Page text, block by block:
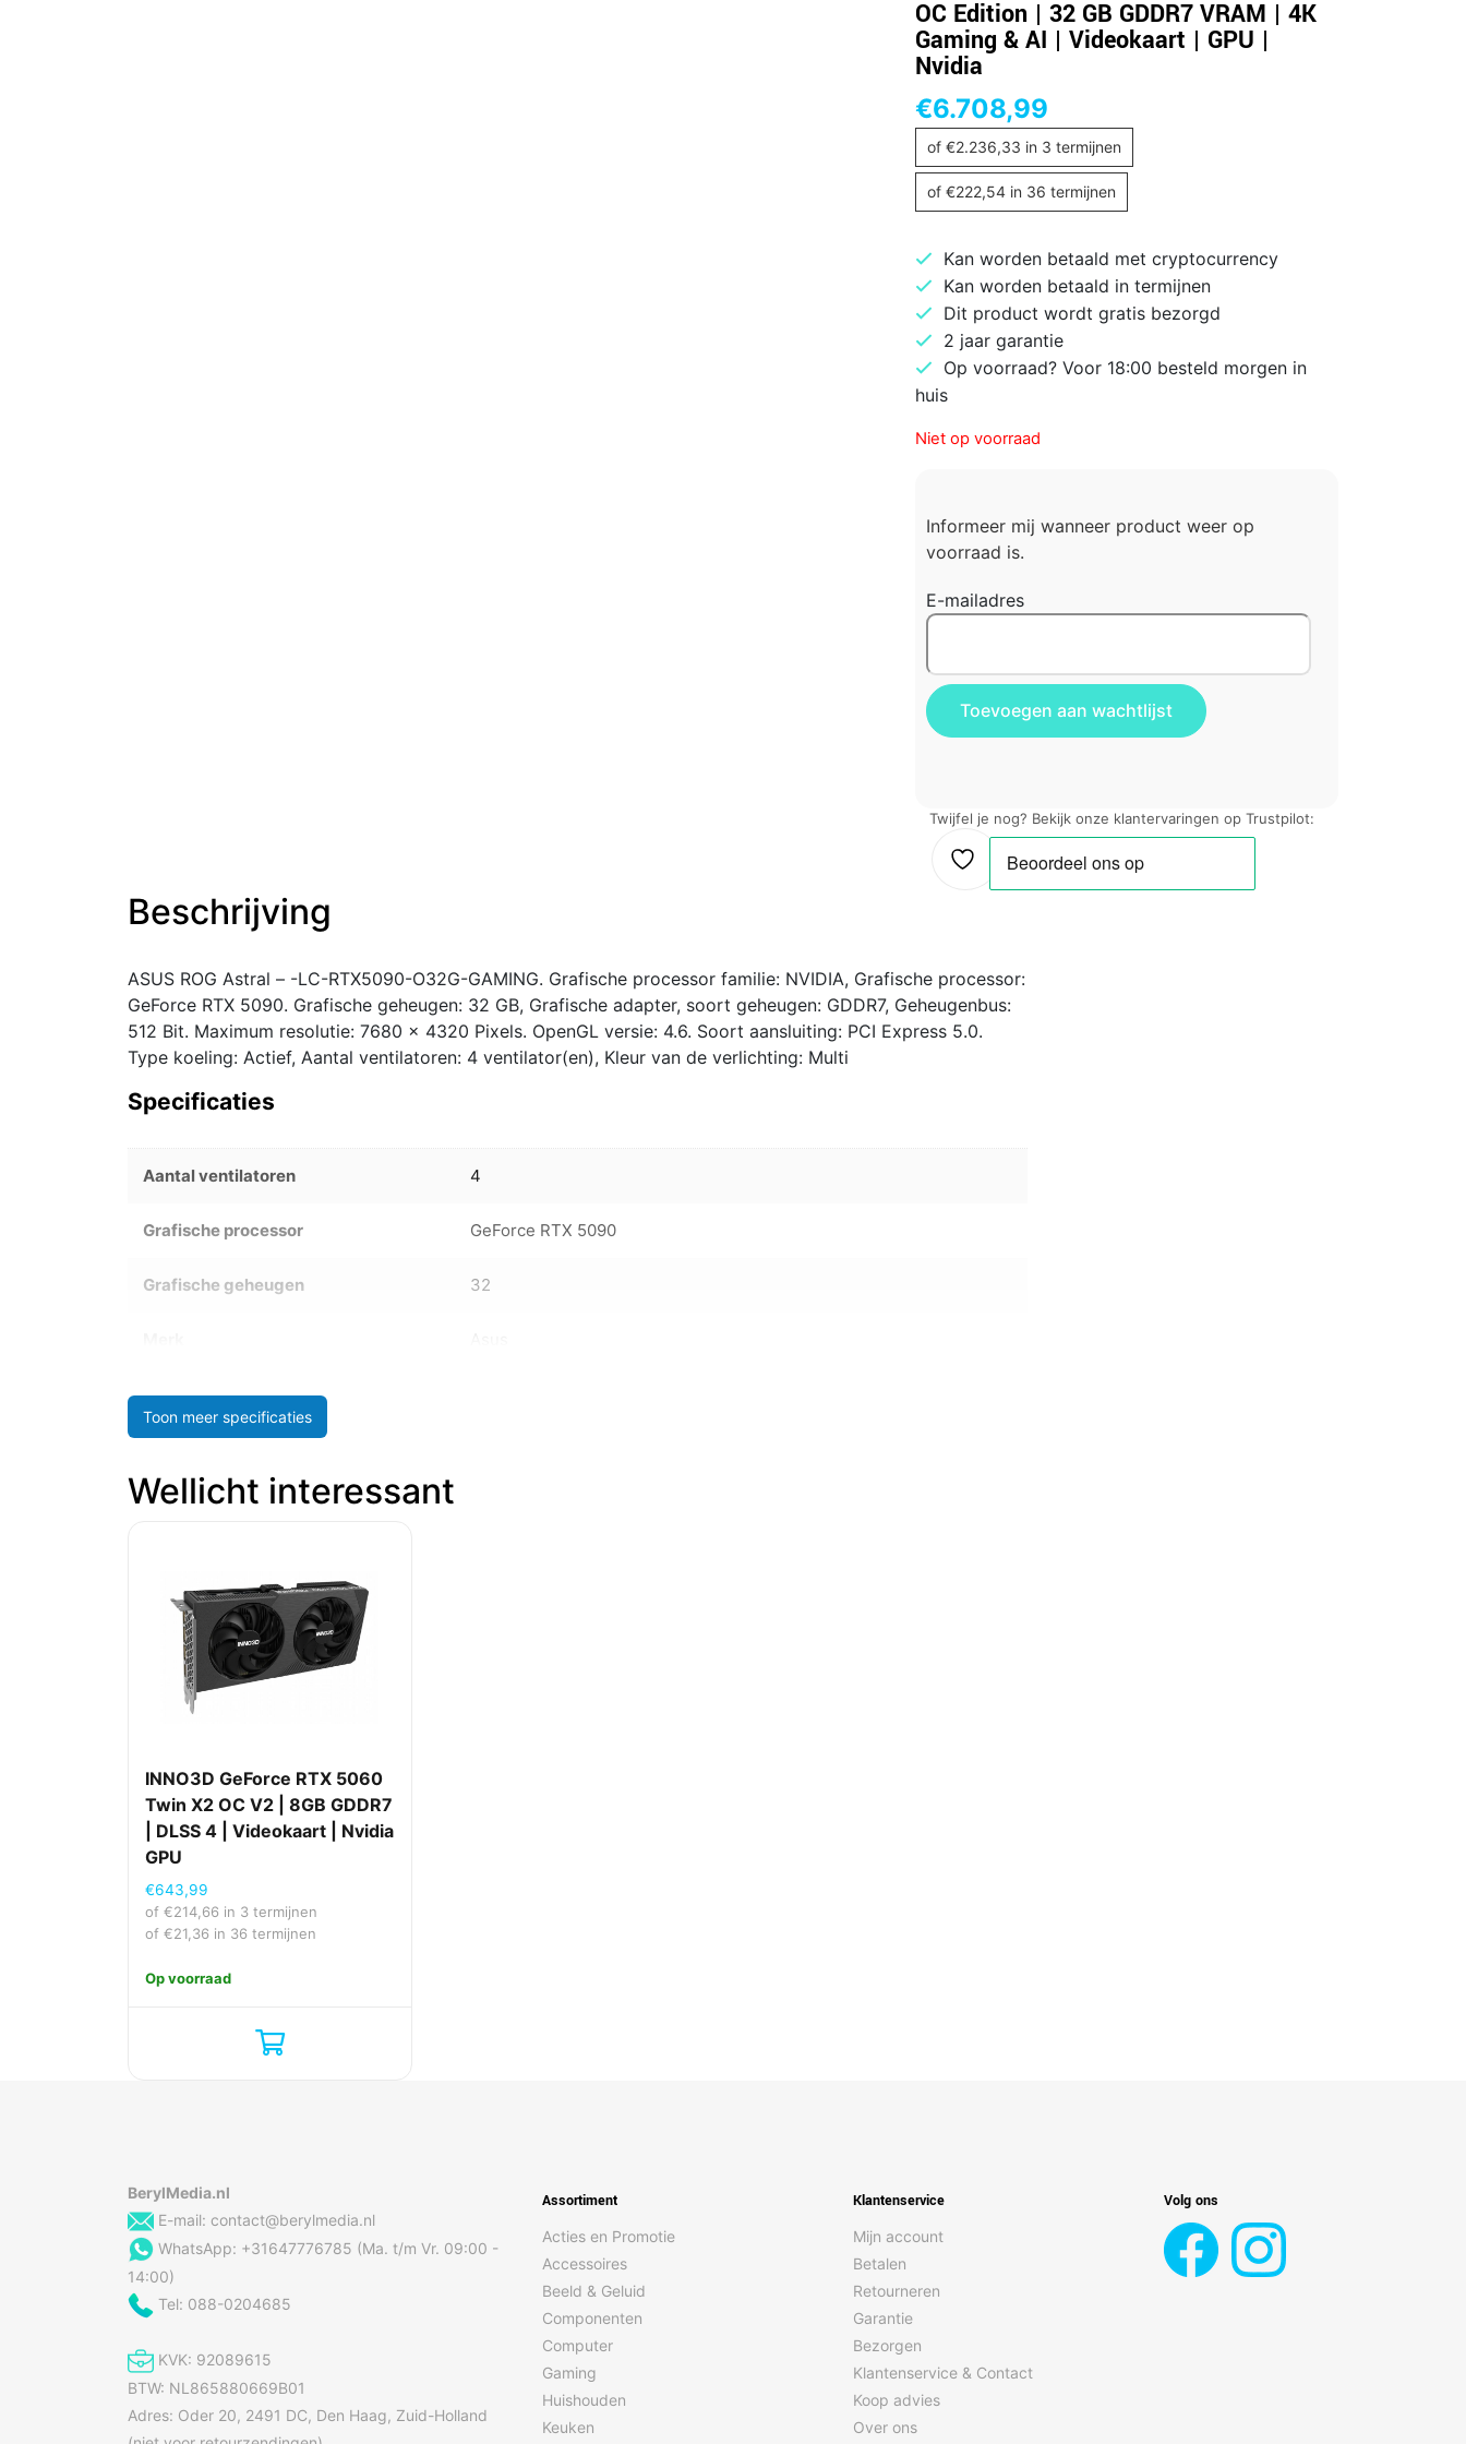
OC Edition | 32 GB GDDR7 VRAM | 4K
Gaming & AI | Videokaart | GPU |
Nvidia
€6.708,99
of €2.236,33 in 3 termijnen
of €222,54in 36 termijnen
Kan worden betaald met cryptocurrency
Kan worden betaald in termijnen
Dit product wordt gratis bezorgd
2 jaar garantie
Op voorraad? Voor 18:00 besteld morgen in
huis
Niet op voorraad
Informeer mij wanneer product weer op
voorraad is.
E-mailadres
Twijfel je nog? Bekijk onze klantervaringen op Trustpilot:
Beschrijving
ASUS ROG Astral – -LC-RTX5090-O32G-GAMING. Grafische processor familie: NVIDIA, Grafische processor:
GeForce RTX 5090. Grafische geheugen: 32 GB, Grafische adapter, soort geheugen: GDDR7, Geheugenbus:
512 Bit. Maximum resolutie: 7680 x 4320 Pixels. OpenGL versie: 4.6. Soort aansluiting: PCI Express 5.0.
Type koeling: Actief, Aantal ventilatoren: 4 ventilator(en), Kleur van de verlichting: Multi
Specificaties
Aantal ventilatoren 4
Grafische processor GeForce RTX 5090
Grafische geheugen 32
Toon meer specificaties
Wellicht interessant
INNO3D GeForce RTX 5060
Twin X2 OC V2 | 8GB GDDR7
| DLSS 4 | Videokaart | Nvidia
GPU
€643,99
of €214,66 in 3 termijnen
of €21,36 in 36 termijnen
Op voorraad
BerylMedia.nl
E-mail: contact@berylmedia.nl
WhatsApp: +31647776785 (Ma. t/m Vr. 09:00 -
14:00)
Tel: 088-0204685
KVK: 92089615
BTW: NL865880669B01
Adres: Oder 20, 2491 DC, Den Haag, Zuid-Holland
Assortiment
Acties en Promotie
Accessoires
Beeld & Geluid
Componenten
Computer
Gaming
Huishouden
Keuken
Klantenservice
Mijn account
Betalen
Retourneren
Garantie
Bezorgen
Klantenservice & Contact
Koop advies
Over ons
Volg ons